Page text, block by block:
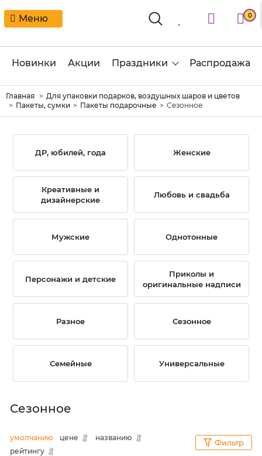
Меню 0
Новинки Акции Праздники Распродажа
Главная
Для упаковки подарков, воздушных шаров и цветов
Пакеты, сумки
Пакеты подарочные Сезонное
ДР, юбилей, года Женские
Креативные и
дизайнерские
Любовь и свадьба
Мужские Однотонные
Персонажи и детские
Приколы и
оригинальные надписи
Разное Сезонное
Семейные Универсальные
Сезонное
умолчанию цене
названию
рейтингу
Фильтр